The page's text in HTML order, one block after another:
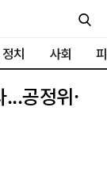
정치 사회
공정위·